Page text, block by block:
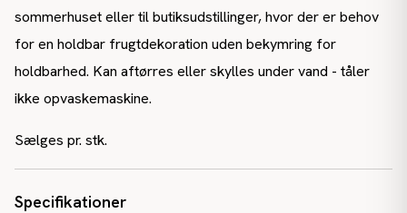
sommerhuset eller til butiksudstillinger, hvor der er behov
for en holdbar frugtdekoration uden bekymring for
holdbarhed. Kan aftørres eller skylles under vand - tåler
ikke opvaskemaskine.
Sælges pr. stk.
Specifikationer